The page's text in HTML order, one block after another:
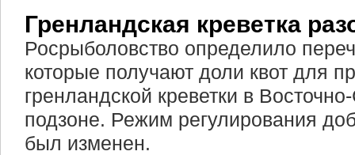
Гренландская креветка
Росрыболовство определило
которые получают доли квот для
гренландской креветки в
подзоне. Режим регулирования
был изменен.